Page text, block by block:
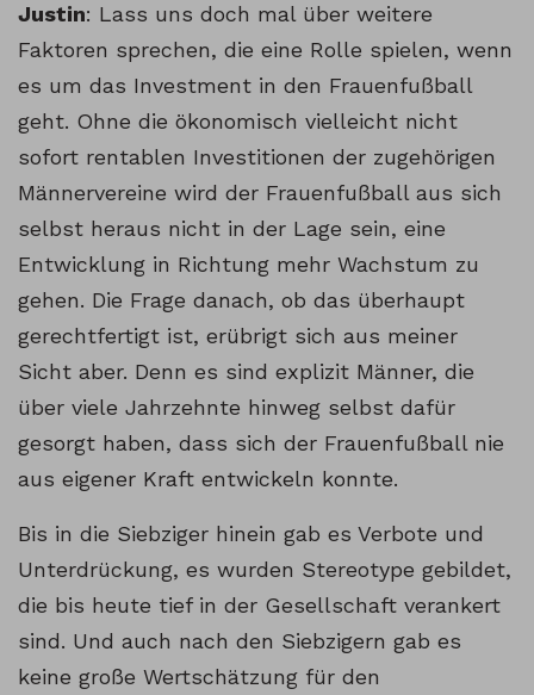
Justin: Lass uns doch mal über weitere
Faktoren sprechen, die eine Rolle spielen, wenn
es um das Investment in den Frauenfußball
geht. Ohne die ökonomisch vielleicht nicht
sofort rentablen Investitionen der zugehörigen
Männervereine wird der Frauenfußball aus sich
selbst heraus nicht in der Lage sein, eine
Entwicklung in Richtung mehr Wachstum zu
gehen. Die Frage danach, ob das überhaupt
gerechtfertigt ist, erübrigt sich aus meiner
Sicht aber. Denn es sind explizit Männer, die
über viele Jahrzehnte hinweg selbst dafür
gesorgt haben, dass sich der Frauenfußball nie
aus eigener Kraft entwickeln konnte.
Bis in die Siebziger hinein gab es Verbote und
Unterdrückung, es wurden Stereotype gebildet,
die bis heute tief in der Gesellschaft verankert
sind. Und auch nach den Siebzigern gab es
keine große Wertschätzung für den